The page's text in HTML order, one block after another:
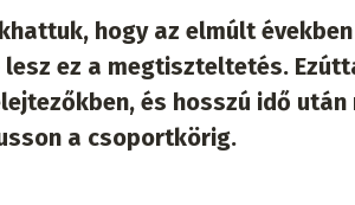
hogy az elmúlt
lesz ez a megtiszteltetés.
és hosszú idő
a csoportkörig.